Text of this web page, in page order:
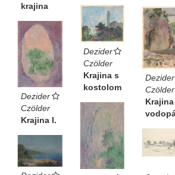
krajina
Dezider
Czölder
Krajina s
kostolom
Dezider
Czölder
Krajina
Dezider
Czölder
Krajina I.